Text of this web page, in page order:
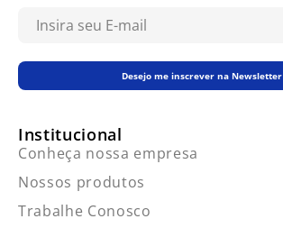
Desejo me inscrever na Newsletter
Institucional
Conheça nossa empresa
Nossos produtos
Trabalhe Conosco